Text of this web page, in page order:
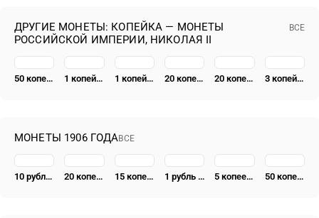
ДРУГИЕ МОНЕТЫ: КОПЕЙКА — МОНЕТЫ
РОССИЙСКОЙ ИМПЕРИИ, НИКОЛАЯ II
ВСЕ
50 копеек 1912, ЭБ 1 копейка 1903, СПБ 1 копейка 1914, СПБ 20 копеек 1915, ВС 20 копеек 1914, СПБ-ВС 3 копейки 1916
МОНЕТЫ 1906 ГОДАВСЕ
10 рублей 1906, АР Proof 20 копеек 1906, СПБ-ЭБ 15 копеек 1906, СПБ-ЭБ 1 рубль 1906, ЭБ 5 копеек 1906, СПБ-ЭБ 50 копеек 1906, ЭБ